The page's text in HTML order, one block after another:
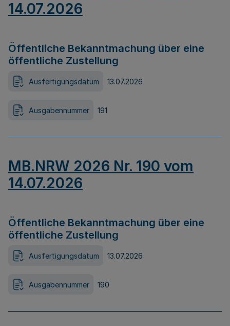
14.07.2026
Öffentliche Bekanntmachung über eine
öffentliche Zustellung
Ausfertigungsdatum 13.07.2026
Ausgabennummer 191
MB.NRW 2026 Nr. 190 vom
14.07.2026
Öffentliche Bekanntmachung über eine
öffentliche Zustellung
Ausfertigungsdatum 13.07.2026
Ausgabennummer 190